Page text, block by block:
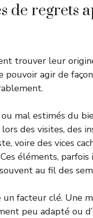
de regrets
trouver leur
pouvoir agir de
mal estimés du
des visites, des
voire des vices
éléments,
au fil des
facteur clé. Une
peu adapté ou